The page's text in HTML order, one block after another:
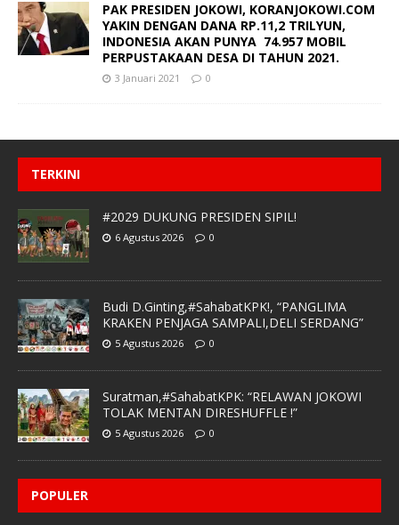
PAK PRESIDEN JOKOWI, KORANJOKOWI.COM
YAKIN DENGAN DANA RP.11,2 TRILYUN,
INDONESIA AKAN PUNYA 74.957 MOBIL
PERPUSTAKAAN DESA DI TAHUN 2021.
3 Januari 2021 0
TERKINI
#2029 DUKUNG PRESIDEN SIPIL!
6 Agustus 2026 0
Budi D.Ginting,#SahabatKPK!, “PANGLIMA
KRAKEN PENJAGA SAMPALI,DELI SERDANG”
5 Agustus 2026 0
Suratman,#SahabatKPK: “RELAWAN JOKOWI
TOLAK MENTAN DIRESHUFFLE !”
5 Agustus 2026 0
POPULER